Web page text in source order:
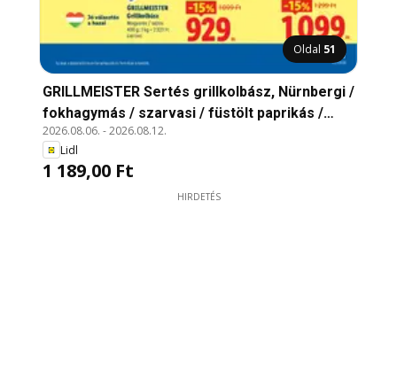
Oldal 51
GRILLMEISTER Sertés grillkolbász, Nürnbergi /
fokhagymás / szarvasi / füstölt paprikás /
jalapeños / mézes-chili / teriyaki / tom-yum /
arrabbiata / ajvár / koriander-lime / narancs-
chili 300 g; 1 kg = 3.964 Ft
2026.08.06. -2026.08.12.
Lidl
1 189,00 Ft
HIRDETÉS